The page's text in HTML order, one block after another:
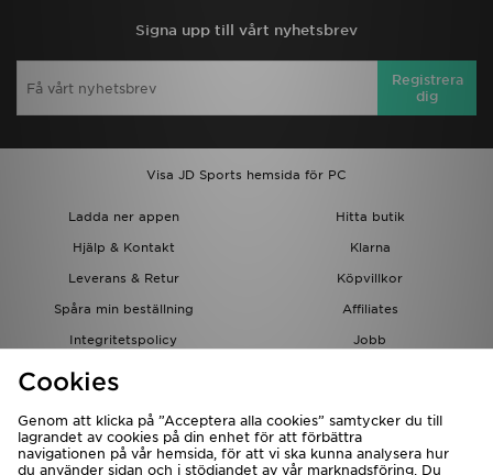
Signa upp till vårt nyhetsbrev
Registrera
dig
Visa JD Sports hemsida för PC
Ladda ner appen
Hitta butik
Hjälp & Kontakt
Klarna
Leverans & Retur
Köpvillkor
Spåra min beställning
Affiliates
Integritetspolicy
Jobb
JD-bloggen
Cookies
Genom att klicka på ”Acceptera alla cookies” samtycker du till
lagrandet av cookies på din enhet för att förbättra
navigationen på vår hemsida, för att vi ska kunna analysera hur
du använder sidan och i stödjandet av vår marknadsföring. Du